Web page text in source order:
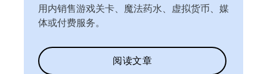
用内销售游戏关卡、魔法药水、虚拟货币、媒
体或付费服务。
阅读文章